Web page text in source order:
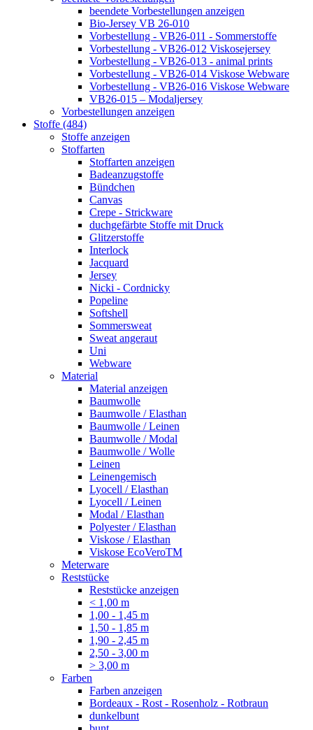
beendete Vorbestellungen anzeigen
Bio-Jersey VB 26-010
Vorbestellung - VB26-011 - Sommerstoffe
Vorbestellung - VB26-012 Viskosejersey
Vorbestellung - VB26-013 - animal prints
Vorbestellung - VB26-014 Viskose Webware
Vorbestellung - VB26-016 Viskose Webware
VB26-015 – Modaljersey
Vorbestellungen anzeigen
Stoffe (484)
Stoffe anzeigen
Stoffarten
Stoffarten anzeigen
Badeanzugstoffe
Bündchen
Canvas
Crepe - Strickware
duchgefärbte Stoffe mit Druck
Glitzerstoffe
Interlock
Jacquard
Jersey
Nicki - Cordnicky
Popeline
Softshell
Sommersweat
Sweat angeraut
Uni
Webware
Material
Material anzeigen
Baumwolle
Baumwolle / Elasthan
Baumwolle / Leinen
Baumwolle / Modal
Baumwolle / Wolle
Leinen
Leinengemisch
Lyocell / Elasthan
Lyocell / Leinen
Modal / Elasthan
Polyester / Elasthan
Viskose / Elasthan
Viskose EcoVeroTM
Meterware
Reststücke
Reststücke anzeigen
< 1,00 m
1,00 - 1,45 m
1,50 - 1,85 m
1,90 - 2,45 m
2,50 - 3,00 m
> 3,00 m
Farben
Farben anzeigen
Bordeaux - Rost - Rosenholz - Rotbraun
dunkelbunt